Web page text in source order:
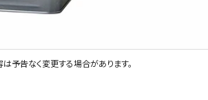
予告なく変更する場合があります。